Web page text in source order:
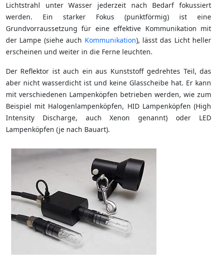
Lichtstrahl unter Wasser jederzeit nach Bedarf fokussiert
werden. Ein starker Fokus (punktförmig) ist eine
Grundvorraussetzung für eine effektive Kommunikation mit
der Lampe (siehe auch Kommunikation), lässt das Licht heller
erscheinen und weiter in die Ferne leuchten.
Der Reflektor ist auch ein aus Kunststoff gedrehtes Teil, das
aber nicht wasserdicht ist und keine Glasscheibe hat. Er kann
mit verschiedenen Lampenköpfen betrieben werden, wie zum
Beispiel mit Halogenlampenköpfen, HID Lampenköpfen (High
Intensity Discharge, auch Xenon genannt) oder LED
Lampenköpfen (je nach Bauart).